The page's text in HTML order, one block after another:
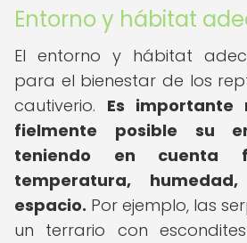
Entorno y hábitat
El entorno y hábitat
para el bienestar de los
cautiverio. Es importante
fielmente posible su
teniendo en cuenta
temperatura,
espacio. Por ejemplo, las
un terrario con